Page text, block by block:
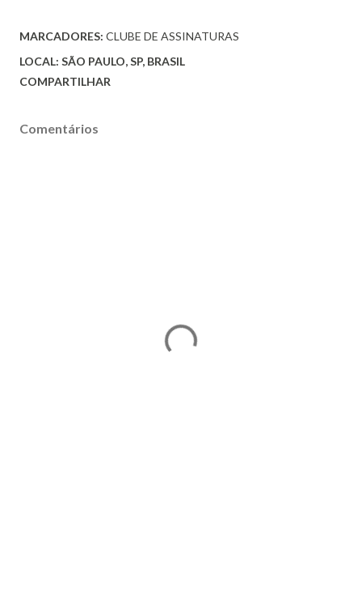
MARCADORES: CLUBE DE ASSINATURAS
LOCAL: SÃO PAULO, SP, BRASIL
COMPARTILHAR
Comentários